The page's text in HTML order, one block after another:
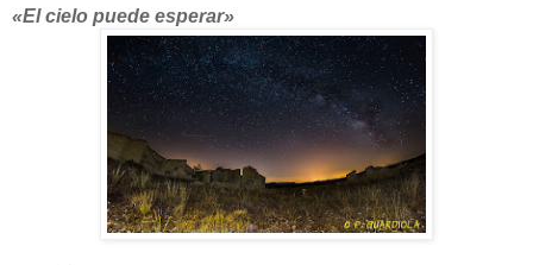
«El cielo puede esperar»